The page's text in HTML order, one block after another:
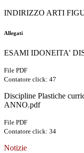
INDIRIZZO ARTI
Allegati
ESAMI IDONEITA'
File PDF
Contatore click: 47
Discipline Plastiche
ANNO.pdf
File PDF
Contatore click: 34
Notizie